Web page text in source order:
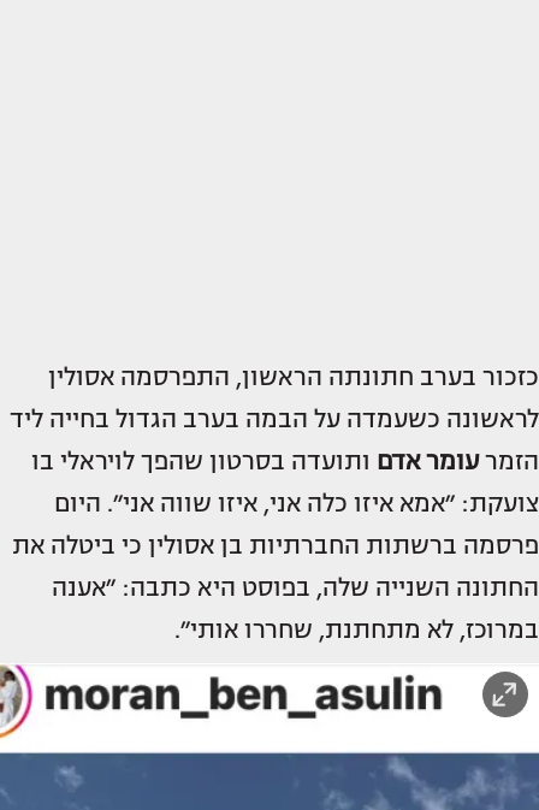
כזכור בערב חתונתה הראשון, התפרסמה אסולין
לראשונה כשעמדה על הבמה בערב הגדול בחייה ליד
הזמרעומר אדם ותועדה בסרטון שהפך לויראלי בו
צועקת: ״אמא איזו כלה אני, איזו שווה אני״. היום
פרסמה ברשתות החברתיות בן אסולין כי ביטלה את
החתונה השנייה שלה, בפוסט היא כתבה: ״אענה
במרוכז, לא מתחתנת, שחררו אותי״.